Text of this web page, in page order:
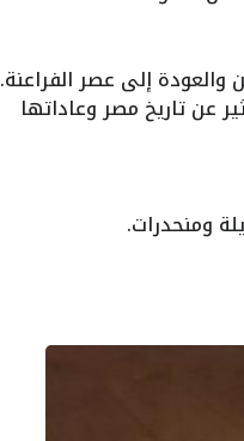
إلى عصر الفراعنة.
عن تاريخ مصر وعاداتها
ومنحدرات.